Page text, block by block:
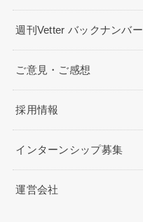
週刊Vetter バックナンバー
ご意見・ご感想
採用情報
インターンシップ募集
運営会社